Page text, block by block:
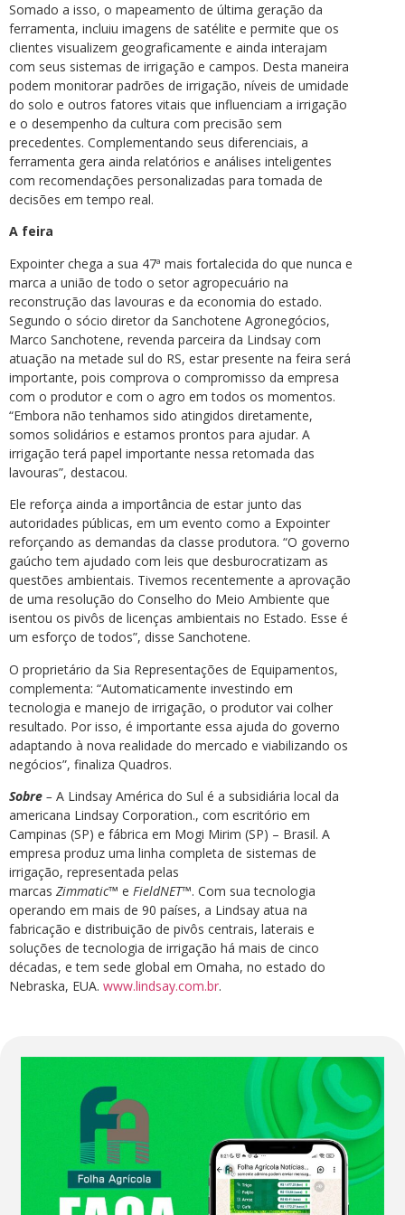
Somado a isso, o mapeamento de última geração da
ferramenta, incluiu imagens de satélite e permite que os
clientes visualizem geograficamente e ainda interajam
com seus sistemas de irrigação e campos. Desta maneira
podem monitorar padrões de irrigação, níveis de umidade
do solo e outros fatores vitais que influenciam a irrigação
e o desempenho da cultura com precisão sem
precedentes. Complementando seus diferenciais, a
ferramenta gera ainda relatórios e análises inteligentes
com recomendações personalizadas para tomada de
decisões em tempo real.
A feira
Expointer chega a sua 47ª mais fortalecida do que nunca e
marca a união de todo o setor agropecuário na
reconstrução das lavouras e da economia do estado.
Segundo o sócio diretor da Sanchotene Agronegócios,
Marco Sanchotene, revenda parceira da Lindsay com
atuação na metade sul do RS, estar presente na feira será
importante, pois comprova o compromisso da empresa
com o produtor e com o agro em todos os momentos.
“Embora não tenhamos sido atingidos diretamente,
somos solidários e estamos prontos para ajudar. A
irrigação terá papel importante nessa retomada das
lavouras”, destacou.
Ele reforça ainda a importância de estar junto das
autoridades públicas, em um evento como a Expointer
reforçando as demandas da classe produtora. “O governo
gaúcho tem ajudado com leis que desburocratizam as
questões ambientais. Tivemos recentemente a aprovação
de uma resolução do Conselho do Meio Ambiente que
isentou os pivôs de licenças ambientais no Estado. Esse é
um esforço de todos”, disse Sanchotene.
O proprietário da Sia Representações de Equipamentos,
complementa: “Automaticamente investindo em
tecnologia e manejo de irrigação, o produtor vai colher
resultado. Por isso, é importante essa ajuda do governo
adaptando à nova realidade do mercado e viabilizando os
negócios”, finaliza Quadros.
Sobre – A Lindsay América do Sul é a subsidiária local da
americana Lindsay Corporation., com escritório em
Campinas (SP) e fábrica em Mogi Mirim (SP) – Brasil. A
empresa produz uma linha completa de sistemas de
irrigação, representada pelas
marcas Zimmatic™ e FieldNET™. Com sua tecnologia
operando em mais de 90 países, a Lindsay atua na
fabricação e distribuição de pivôs centrais, laterais e
soluções de tecnologia de irrigação há mais de cinco
décadas, e tem sede global em Omaha, no estado do
Nebraska, EUA. www.lindsay.com.br.